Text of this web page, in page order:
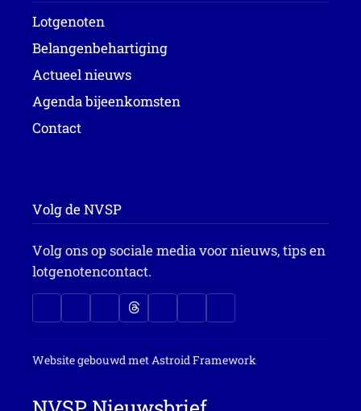
Lotgenoten
Belangenbehartiging
Actueel nieuws
Agenda bijeenkomsten
Contact
Volg de NVSP
Volg ons op sociale media voor nieuws, tips en
lotgenotencontact.
Website gebouwd met Astroid Framework